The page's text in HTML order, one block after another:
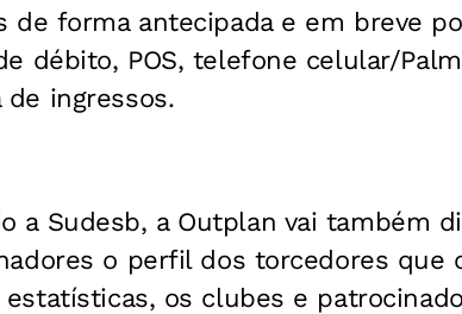
de forma antecipada e em breve
débito, POS, telefone celular/
de ingressos.
a Sudesb, a Outplan vai também
o perfil dos torcedores que
estatísticas, os clubes e